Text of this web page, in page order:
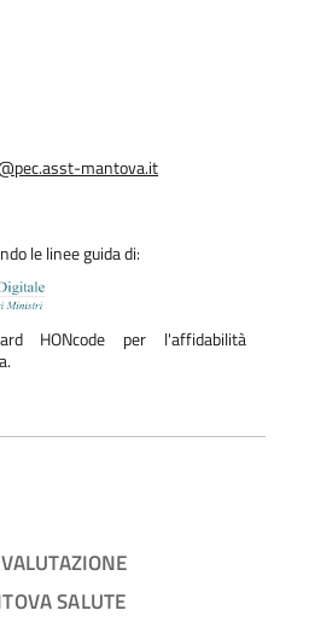
mantova.it
le linee guida di:
HONcode per l'affidabilità
SALUTE